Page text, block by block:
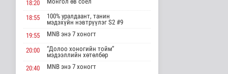
ын хүчин ча..
Улс төр
23 цаг 35 минутын өмнө
Газрын тосны
ашиглалтад орох..
18:20
18:55
100% уралдаант, танин
мэдэхүйн нэвтрүүлэг S2 #9
19:55
MNB энэ 7 хоногт
20:00
“Долоо хоногийн тойм”
мэдээллийн хөтөлбөр
20:40
MNB энэ 7 хоногт